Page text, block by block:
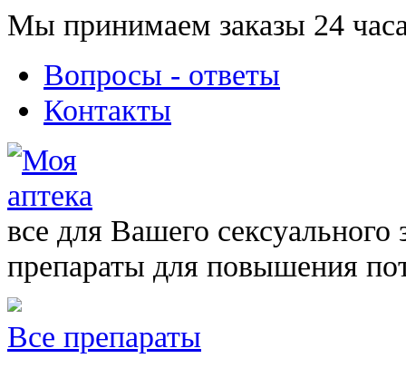
Мы принимаем заказы 24
Вопросы - ответы
Контакты
все для Вашего сексуального
препараты для повышения
Все препараты